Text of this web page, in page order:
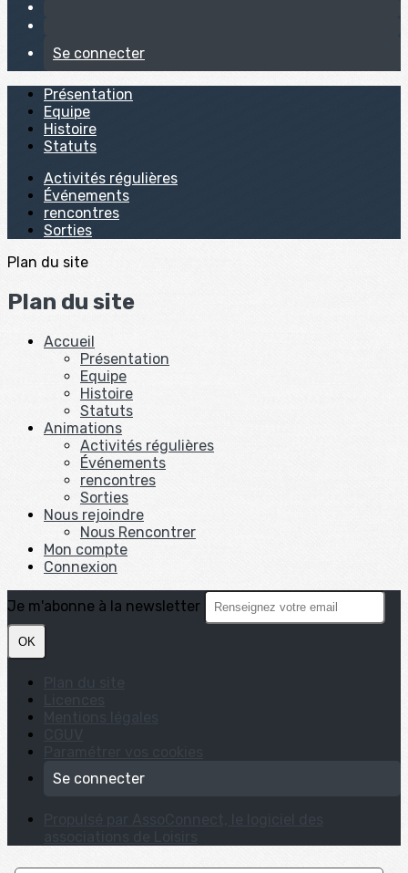
Se connecter
Présentation
Equipe
Histoire
Statuts
Activités régulières
Événements
rencontres
Sorties
Plan du site
Plan du site
Accueil
Présentation
Equipe
Histoire
Statuts
Animations
Activités régulières
Événements
rencontres
Sorties
Nous rejoindre
Nous Rencontrer
Mon compte
Connexion
Je m'abonne à la newsletter
OK
Se connecter